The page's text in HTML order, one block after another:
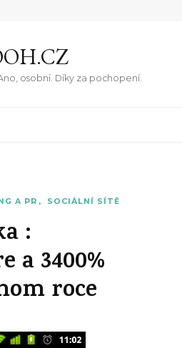
osobní. Díky za pochopení.
A PR SOCIÁLNÍ SÍTĚ
:
a 3400%
roce